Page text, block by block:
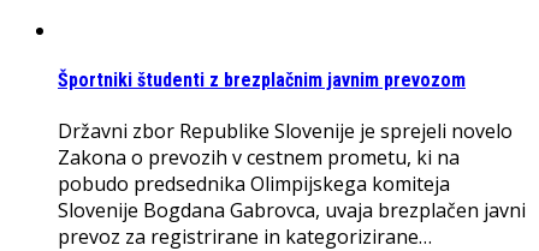
Športniki študenti z brezplačnim javnim prevozom
Državni zbor Republike Slovenije je sprejeli novelo
Zakona o prevozih v cestnem prometu, ki na
pobudo predsednika Olimpijskega komiteja
Slovenije Bogdana Gabrovca, uvaja brezplačen javni
prevoz za registrirane in kategorizirane…